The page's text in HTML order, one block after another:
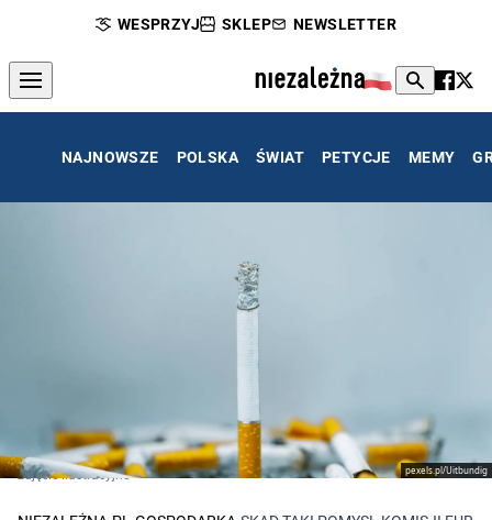
WESPRZYJ SKLEP NEWSLETTER
NAJNOWSZE POLSKA ŚWIAT PETYCJE MEMY
pexels.pl/Uitbundig
zdjęcie ilustracyjne